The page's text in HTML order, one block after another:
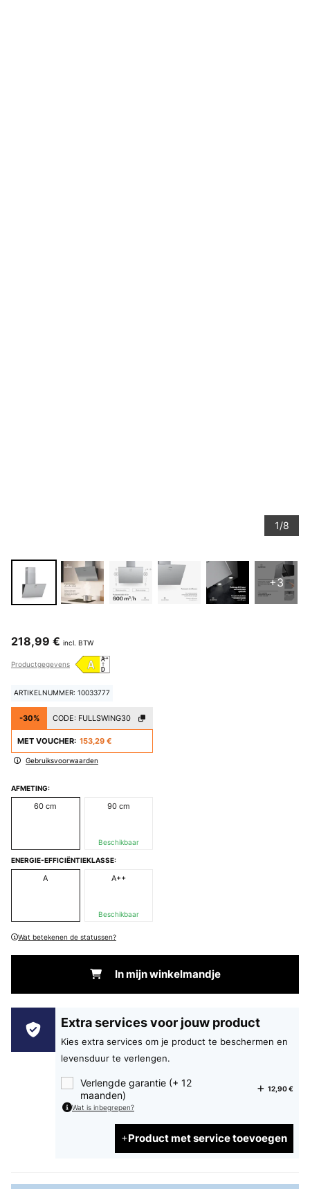
1/8
+3
218,99 € incl. BTW
Productgegevens
ARTIKELNUMMER: 10033777
-30% CODE: FULLSWING30
MET VOUCHER: 153,29 €
Gebruiksvoorwaarden
AFMETING:
60 cm 90 cm
Beschikbaar
ENERGIE-EFFICIËNTIEKLASSE:
A A++
Beschikbaar
Wat betekenen de statussen?
In mijn winkelmandje
Extra services voor jouw product
Kies extra services om je product te beschermen en
levensduur te verlengen.
Verlengde garantie (+ 12
maanden)
12,90 €
Wat is inbegrepen?
Product met service toevoegen